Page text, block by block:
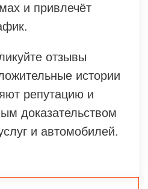
и привлечёт
отзывы
истории
репутацию и
доказательством
и автомобилей.